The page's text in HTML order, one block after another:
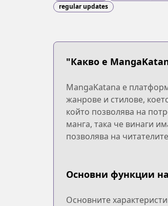
regular updates
"Какво е
MangaKatana е
жанрове и стилове,
който позволява на
манга, така че винаги
позволява на
Основни функции
Основните